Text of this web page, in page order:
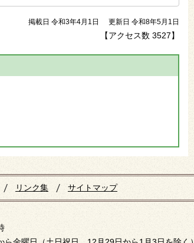
掲載日 令和3年4月1日 更新日 令和8年5月1日
【アクセス数 3527】
リンク集 サイトマップ